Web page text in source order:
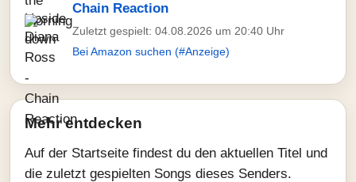
Chain Reaction
Zuletzt gespielt: 04.08.2026 um 20:40 Uhr
Bei Amazon suchen (#Anzeige)
Mehr entdecken
Auf der Startseite findest du den aktuellen Titel und
die zuletzt gespielten Songs dieses Senders.